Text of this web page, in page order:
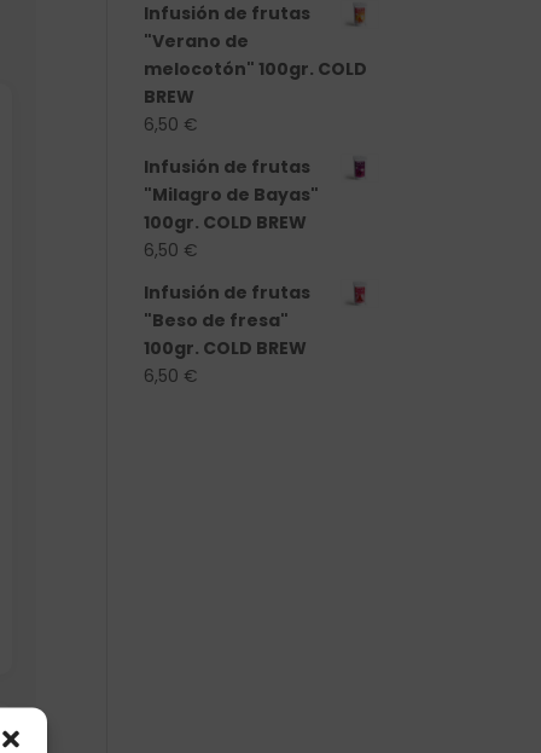
Infusión de frutas
"Verano de
melocotón" 100gr. COLD
BREW
6,50 €
Infusión de frutas
"Milagro de Bayas"
100gr. COLD BREW
6,50 €
Infusión de frutas
"Beso de fresa"
100gr. COLD BREW
6,50 €